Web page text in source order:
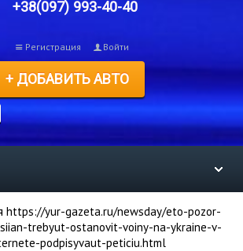
+38(097) 993-40-40
Регистрация Войти
+ ДОБАВИТЬ АВТО
https://yur-gazeta.ru/newsday/eto-pozor-
trebyut-ostanovit-voiny-na-ykraine-v-
podpisyvaut-peticiu.html